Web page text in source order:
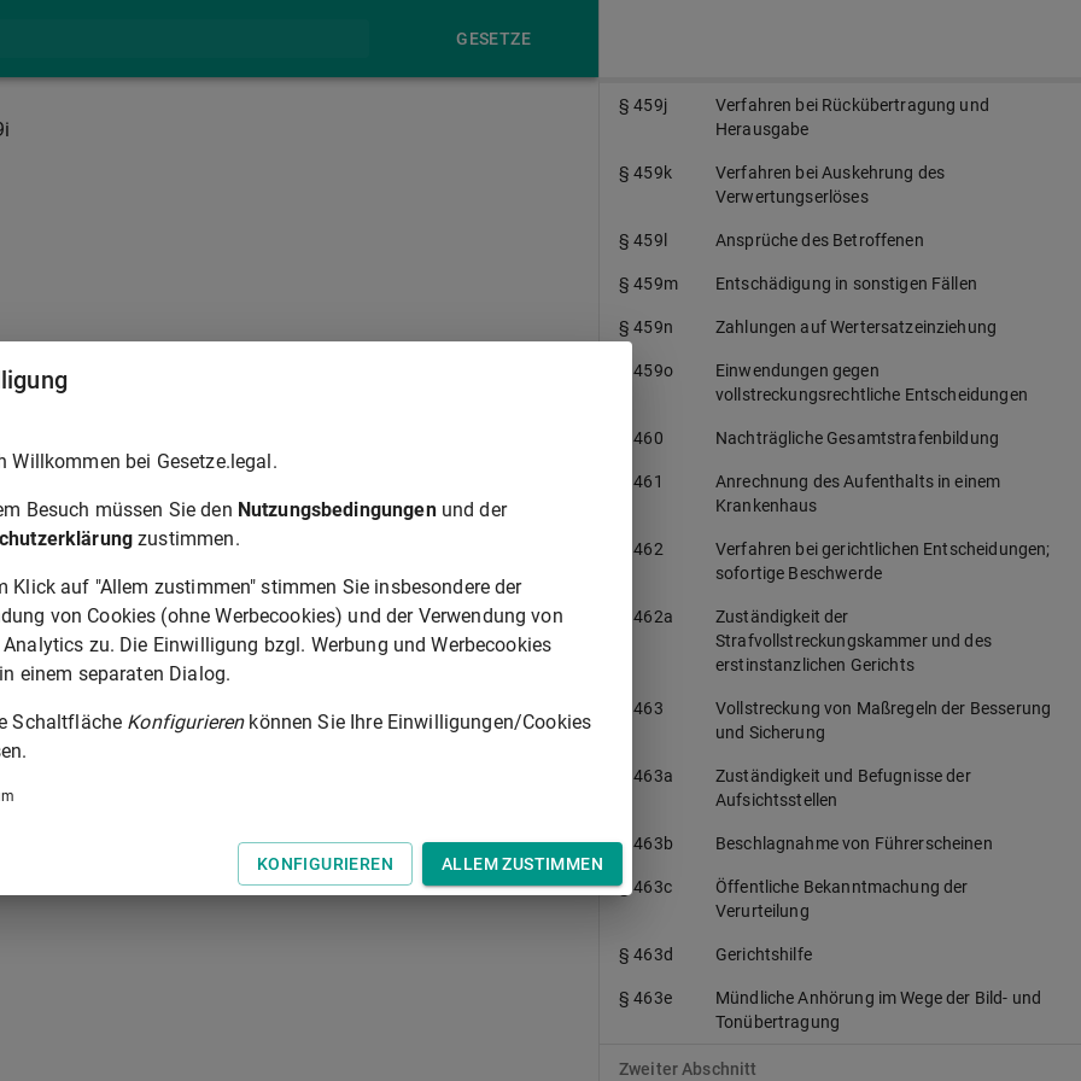
GESETZE
den §§
3 des Strafgesetzbuches , wird demjenigen, dem ein
Wertes des Erlangten aus der Tat erwachsen ist,
Absatz 4 gilt entsprechend.
mit dem Hinweis auf den Anspruch nach
der Einziehung des Wertersatzes ist sie mit dem Hinweis
nach den §§ 459k bis 459m zu verbinden.
Tastatur zur Navigation zwischen Normen.
§ 459j
Verfahren bei Rückübertragung und
Herausgabe
§ 459k
Verfahren bei Auskehrung des
Verwertungserlöses
§ 459l Ansprüche des Betroffenen
§ 459m Entschädigung in sonstigen Fällen
§ 459n Zahlungen auf Wertersatzeinziehung
§ 459o
Einwendungen gegen
vollstreckungsrechtliche Entscheidungen
§ 460 Nachträgliche Gesamtstrafenbildung
§ 461
Anrechnung des Aufenthalts in einem
Krankenhaus
§ 462
Verfahren bei gerichtlichen Entscheidungen;
sofortige Beschwerde
§ 462a
Zuständigkeit der
Strafvollstreckungskammer und des
erstinstanzlichen Gerichts
§ 463
Vollstreckung von Maßregeln der Besserung
und Sicherung
§ 463a
Zuständigkeit und Befugnisse der
Aufsichtsstellen
§ 463b Beschlagnahme von Führerscheinen
§ 463c
Öffentliche Bekanntmachung der
Verurteilung
§ 463d Gerichtshilfe
§ 463e
Mündliche Anhörung im Wege der Bild- und
Tonübertragung
Zweiter Abschnitt
Willkommen bei Gesetze.legal.
Besuch müssen Sie den Nutzungsbedingungenund der
zustimmen.
Klick auf "Allem zustimmen" stimmen Sie insbesondere der
von Cookies (ohne Werbecookies) und der Verwendung von
Analytics zu. Die Einwilligung bzgl. Werbung und Werbecookies
einem separaten Dialog.
Schaltfläche Konfigurierenkönnen Sie Ihre Einwilligungen/Cookies
KONFIGURIEREN ALLEM ZUSTIMMEN